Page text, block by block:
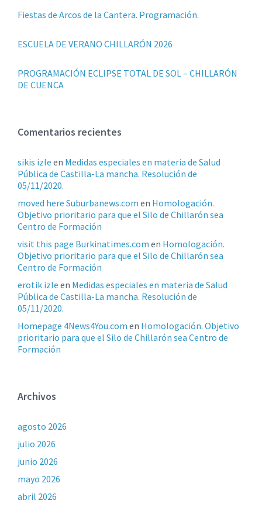
e
e
t
a
a
s
Fiestas de Arcos de la Cantera. Programación.
ESCUELA DE VERANO CHILLARÓN 2026
PROGRAMACIÓN ECLIPSE TOTAL DE SOL – CHILLARÓN
DE CUENCA
Comentarios recientes
sikis izle en Medidas especiales en materia de Salud
Pública de Castilla-La mancha. Resolución de
05/11/2020.
moved here Suburbanews.com en Homologación.
Objetivo prioritario para que el Silo de Chillarón sea
Centro de Formación
visit this page Burkinatimes.com en Homologación.
Objetivo prioritario para que el Silo de Chillarón sea
Centro de Formación
erotik izle en Medidas especiales en materia de Salud
Pública de Castilla-La mancha. Resolución de
05/11/2020.
Homepage 4News4You.com en Homologación. Objetivo
prioritario para que el Silo de Chillarón sea Centro de
Formación
Archivos
agosto 2026
julio 2026
junio 2026
mayo 2026
abril 2026